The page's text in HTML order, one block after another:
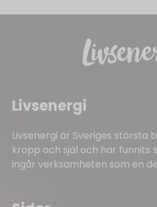
Livsenergi
Livsenergi är Sveriges största
kropp och själ och har funnits
ingår verksamheten som en